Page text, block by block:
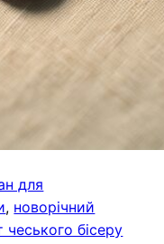
для
, новорічний
бісеру